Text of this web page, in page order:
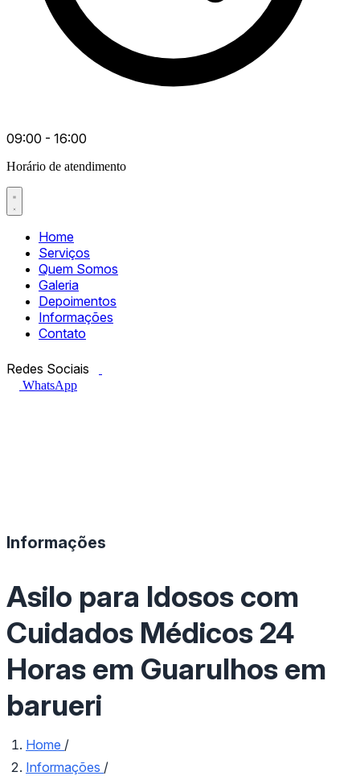
09:00 - 16:00
Horário de atendimento
Home
Serviços
Quem Somos
Galeria
Depoimentos
Informações
Contato
Redes Sociais
WhatsApp
Informações
Asilo para Idosos com
Cuidados Médicos 24
Horas em Guarulhos em
barueri
Home /
Informações /